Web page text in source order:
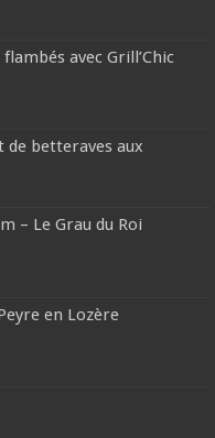
avec Grill’Chic
de betteraves aux
– Le Grau du Roi
en Lozère